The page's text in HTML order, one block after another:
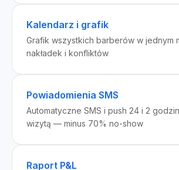
Kalendarz i grafik
Grafik wszystkich barberów w jednym
nakładek i konfliktów
Powiadomienia SMS
Automatyczne SMS i push 24 i 2
wizytą — minus 70% no-show
Raport P&L